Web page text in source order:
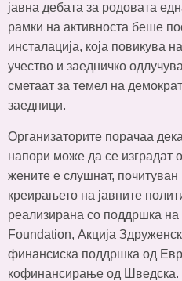
јавна дебата за родовата
рамки на активноста беше
инсталација, која повикува
учество и заедничко
сметаат за темел на
заедници.
Организаторите порачаа
напори може да се изградат
жените е слушнат, почитуван
креирањето на јавните
реализирана со поддршка
Foundation, Акција
финансиска поддршка од
кофинансирање од Шведска.